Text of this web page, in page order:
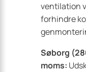
ventilation
forhindre
Søborg
moms: